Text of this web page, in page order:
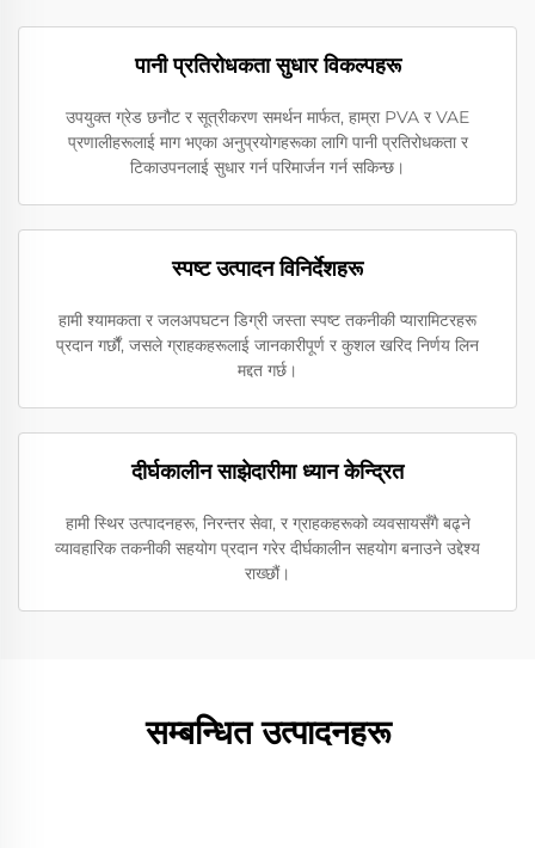
पानी प्रतिरोधकता सुधार विकल्पहरू
उपयुक्त ग्रेड छनौट र सूत्रीकरण समर्थन मार्फत, हाम्रा PVA र VAE
प्रणालीहरूलाई माग भएका अनुप्रयोगहरूका लागि पानी प्रतिरोधकता र
टिकाउपनलाई सुधार गर्न परिमार्जन गर्न सकिन्छ।
स्पष्ट उत्पादन विनिर्देशहरू
हामी श्यामकता र जलअपघटन डिग्री जस्ता स्पष्ट तकनीकी प्यारामिटरहरू
प्रदान गर्छौं, जसले ग्राहकहरूलाई जानकारीपूर्ण र कुशल खरिद निर्णय लिन
मद्दत गर्छ।
दीर्घकालीन साझेदारीमा ध्यान केन्द्रित
हामी स्थिर उत्पादनहरू, निरन्तर सेवा, र ग्राहकहरूको व्यवसायसँगै बढ्ने
व्यावहारिक तकनीकी सहयोग प्रदान गरेर दीर्घकालीन सहयोग बनाउने उद्देश्य
राख्छौं।
सम्बन्धित उत्पादनहरू